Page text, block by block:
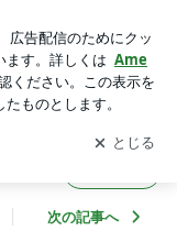
を受け取りまし
開く
次の記事へ